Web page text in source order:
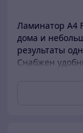
Ламинатор A4
дома и
результаты
Снабжен
чрезвычайно
минуту